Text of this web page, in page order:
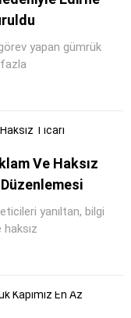
yapan gümrük
Ve Haksız
yanıltan, bilgi